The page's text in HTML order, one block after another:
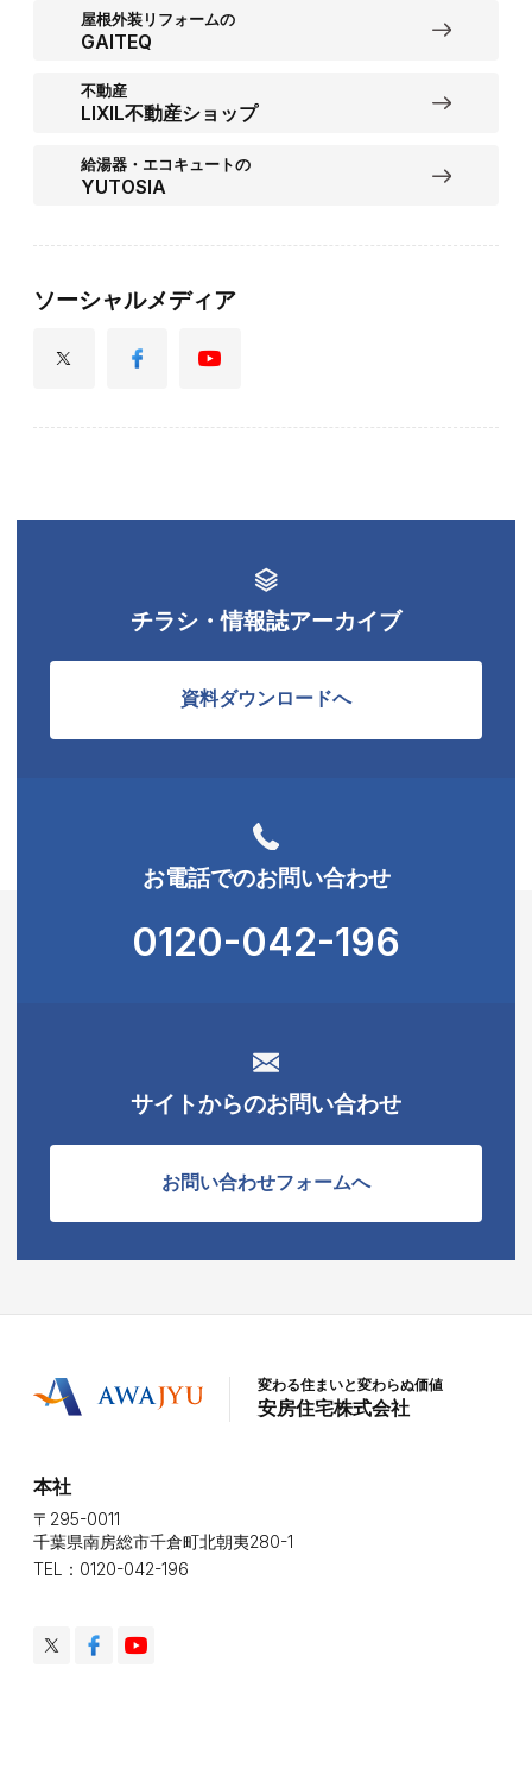
屋根外装リフォームの
GAITEQ
不動産
LIXIL不動産ショップ
給湯器・エコキュートの
YUTOSIA
ソーシャルメディア
チラシ・情報誌アーカイブ
資料ダウンロードへ
お電話でのお問い合わせ
0120-042-196
サイトからのお問い合わせ
お問い合わせフォームへ
変わる住まいと変わらぬ価値
安房住宅株式会社
本社
〒295-0011
千葉県南房総市千倉町北朝夷280-1
TEL：0120-042-196